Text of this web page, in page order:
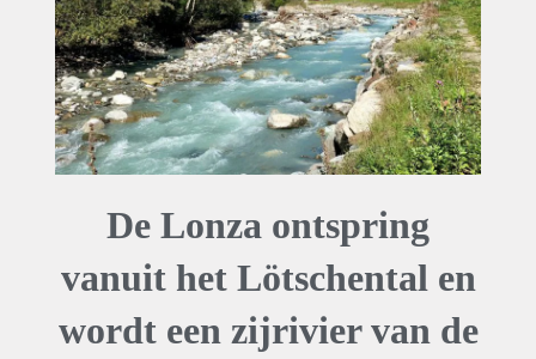
De Lonza ontspring
vanuit het Lötschental en
wordt een zijrivier van de